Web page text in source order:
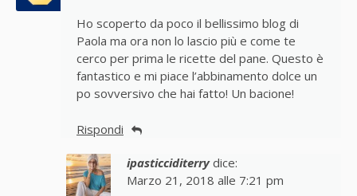
Ho scoperto da poco il bellissimo blog di
Paola ma ora non lo lascio più e come te
cerco per prima le ricette del pane. Questo è
fantastico e mi piace l’abbinamento dolce un
po sovversivo che hai fatto! Un bacione!
Rispondi
ipasticciditerry dice:
Marzo 21, 2018 alle 7:21 pm